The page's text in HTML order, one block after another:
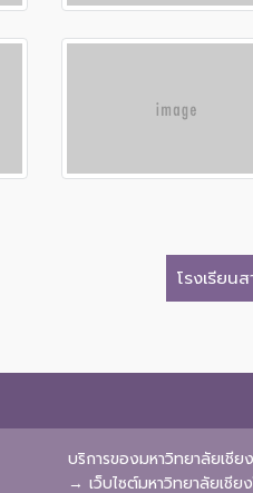
โรงเรียน
บริการของมหาวิทยาลัยเชีย
→ เว็บไซต์มหาวิทยาลัยเชีย